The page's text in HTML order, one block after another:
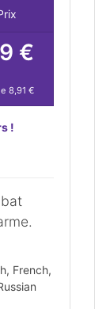
€
8,91 €
!
French,